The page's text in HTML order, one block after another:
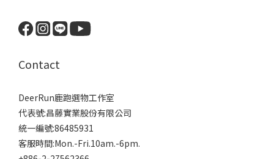
Contact
DeerRun鹿跑選物工作室
代表號:昌藤實業股份有限公司
統一編號:86485931
客服時間:Mon.-Fri.10am.-6pm.